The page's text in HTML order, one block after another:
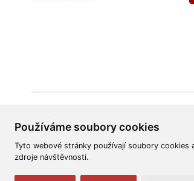
Používáme soubory cookies
Tyto webové stránky používají soubory cookies
zdroje návštěvnosti.